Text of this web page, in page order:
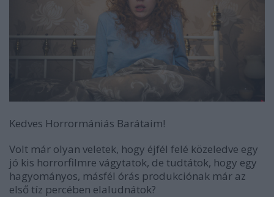
Kedves Horrormániás Barátaim!
Volt már olyan veletek, hogy éjfél felé közeledve egy
jó kis horrorfilmre vágytatok, de tudtátok, hogy egy
hagyományos, másfél órás produkciónak már az
első tíz percében elaludnátok?